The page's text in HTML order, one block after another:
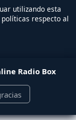
utilizando esta
respecto al
Radio Box